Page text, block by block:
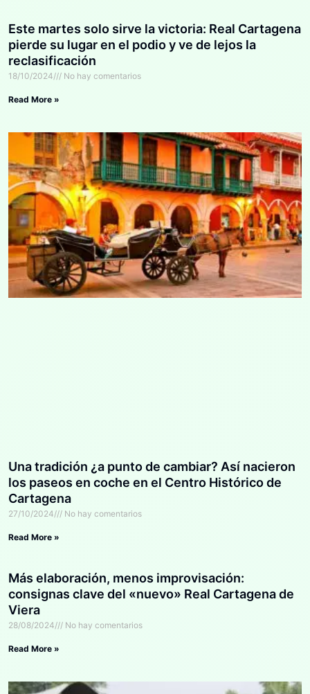
Este martes solo sirve la victoria: Real Cartagena
pierde su lugar en el podio y ve de lejos la
reclasificación
18/10/2024 No hay comentarios
Read More »
Una tradición ¿a punto de cambiar? Así nacieron
los paseos en coche en el Centro Histórico de
Cartagena
27/10/2024 No hay comentarios
Read More »
Más elaboración, menos improvisación:
consignas clave del «nuevo» Real Cartagena de
Viera
28/08/2024 No hay comentarios
Read More »